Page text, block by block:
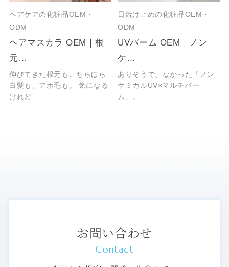
ヘアケアの化粧品OEM・
ODM
ヘアマスカラ OEM｜根
元…
伸びてきた根元も、ちらほら
白髪も、アホ毛も。 気になる
けれど…
日焼け止めの化粧品OEM・
ODM
UVバーム OEM｜ノン
ケ…
ありそうで、なかった「ノン
ケミカルUV×マルチバー
ム」。 …
お問い合わせ
Contact